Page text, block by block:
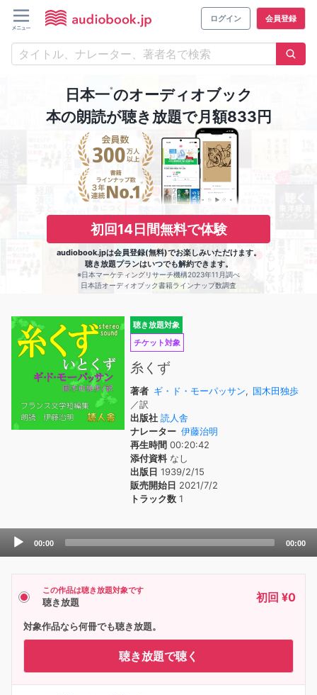
ログイン 会員登録
日本一※のオーディオブック
本の朗読が聴き放題で月額833円
初回14日間無料で体験
audiobook.jpは会員登録(無料)でお楽しみいただけます。
聴き放題プランはいつでも解約できます。
※日本マーケティングリサーチ機構2023年11月調べ
日本語オーディオブック書籍ラインナップ数調査
聴き放題対象
チケット対象
糸くず
著者 ギ・ド・モーパッサン, 国木田独歩
／訳
出版社 読人舎
ナレーター 伊藤治明
再生時間 00:20:42
添付資料なし
出版日 1939/2/15
販売開始日 2021/7/2
トラック数 1
Audio
00:00 00:00
この作品は聴き放題対象です
聴き放題 初回 ¥0
対象作品なら何冊でも聴き放題。
聴き放題で聴く